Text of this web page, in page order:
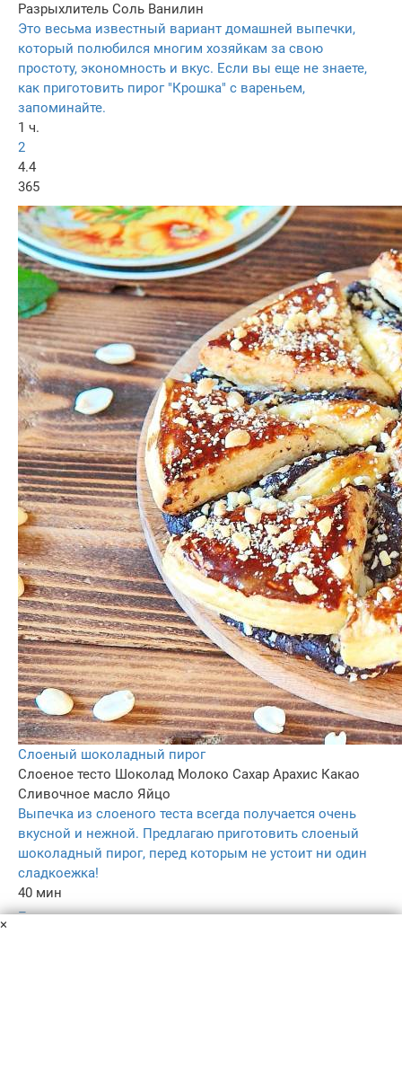
Разрыхлитель Соль Ванилин
Это весьма известный вариант домашней выпечки,
который полюбился многим хозяйкам за свою
простоту, экономность и вкус. Если вы еще не знаете,
как приготовить пирог "Крошка" с вареньем,
запоминайте.
1 ч.
2
4.4
365
Слоеный шоколадный пирог
Слоеное тесто Шоколад Молоко Сахар Арахис Какао
Сливочное масло Яйцо
Выпечка из слоеного теста всегда получается очень
вкусной и нежной. Предлагаю приготовить слоеный
шоколадный пирог, перед которым не устоит ни один
сладкоежка!
40 мин
–
×